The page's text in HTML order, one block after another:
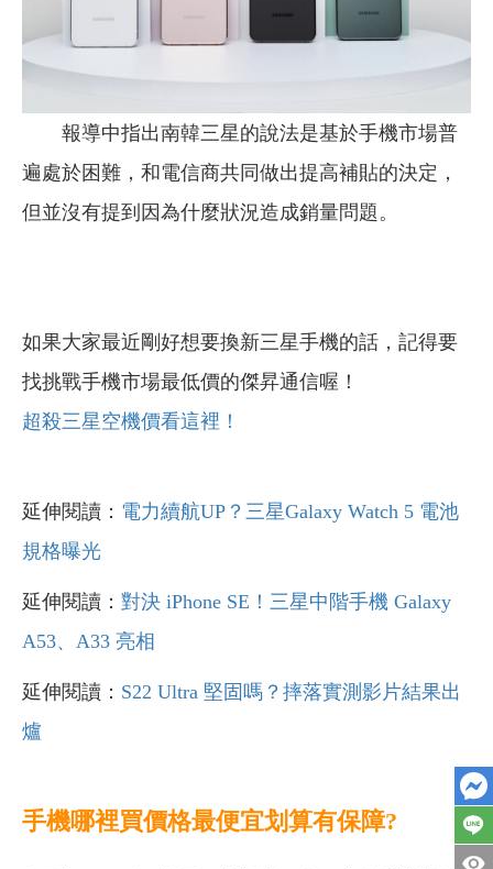
報導中指出南韓三星的說法是基於手機市場普
遍處於困難，和電信商共同做出提高補貼的決定，
但並沒有提到因為什麼狀況造成銷量問題。
如果大家最近剛好想要換新三星手機的話，記得要
找挑戰手機市場最低價的傑昇通信喔！
超殺三星空機價看這裡！
延伸閱讀： 電力續航UP？三星Galaxy Watch 5 電池
規格曝光
延伸閱讀： 對決 iPhone SE！三星中階手機 Galaxy
A53、A33 亮相
延伸閱讀： S22 Ultra 堅固嗎？摔落實測影片結果出
爐
手機哪裡買價格最便宜划算有保障?